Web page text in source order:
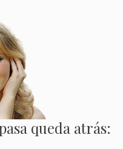
queda atrás: